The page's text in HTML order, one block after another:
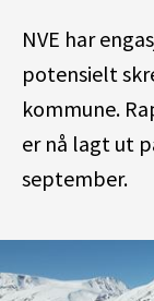
NVE har
potensielt
kommune.
er nå lagt ut
september.